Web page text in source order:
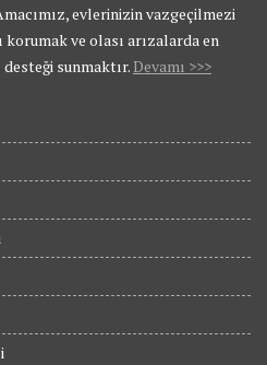
evlerinizin vazgeçilmezi
ve olası arızalarda en
sunmaktır. Devamı >>>